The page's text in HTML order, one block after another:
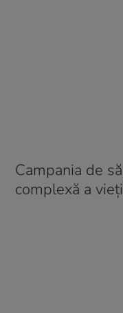
Campania de
complexă a